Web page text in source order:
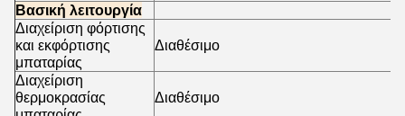
Βασική λειτουργία
Διαχείριση φόρτισης
και εκφόρτισης
μπαταρίας
Διαθέσιμο
Διαχείριση
θερμοκρασίας
Διαθέσιμο